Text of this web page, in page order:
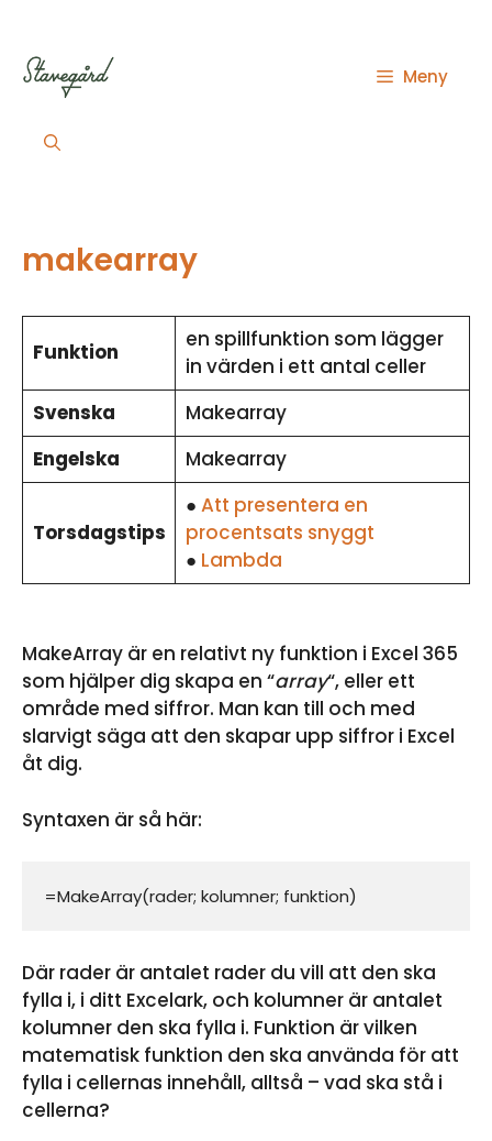
innehåll
Meny
makearray
Funktion
en spillfunktion som lägger
in värden i ett antal celler
Svenska
Makearray
Engelska
Makearray
Torsdagstips
● Att presentera en
procentsats snyggt
● Lambda
MakeArray är en relativt ny funktion i Excel 365
som hjälper dig skapa en “array“, eller ett
område med siffror. Man kan till och med
slarvigt säga att den skapar upp siffror i Excel
åt dig.
Syntaxen är så här:
=MakeArray(rader; kolumner; funktion)
Där rader är antalet rader du vill att den ska
fylla i, i ditt Excelark, och kolumner är antalet
kolumner den ska fylla i. Funktion är vilken
matematisk funktion den ska använda för att
fylla i cellernas innehåll, alltså – vad ska stå i
cellerna?